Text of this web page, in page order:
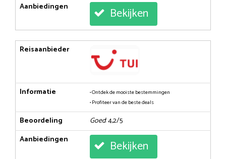
Aanbiedingen
Bekijken
Reisaanbieder
Informatie
• Ontdek de mooiste bestemmingen
• Profiteer van de beste deals
Beoordeling Goed: 4,2/5
Aanbiedingen
Bekijken